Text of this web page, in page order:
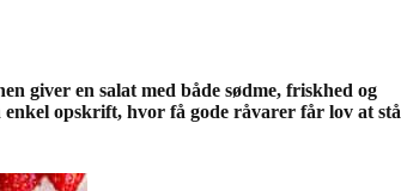
giver en salat med både sødme, friskhed og
enkel opskrift, hvor få gode råvarer får lov at stå